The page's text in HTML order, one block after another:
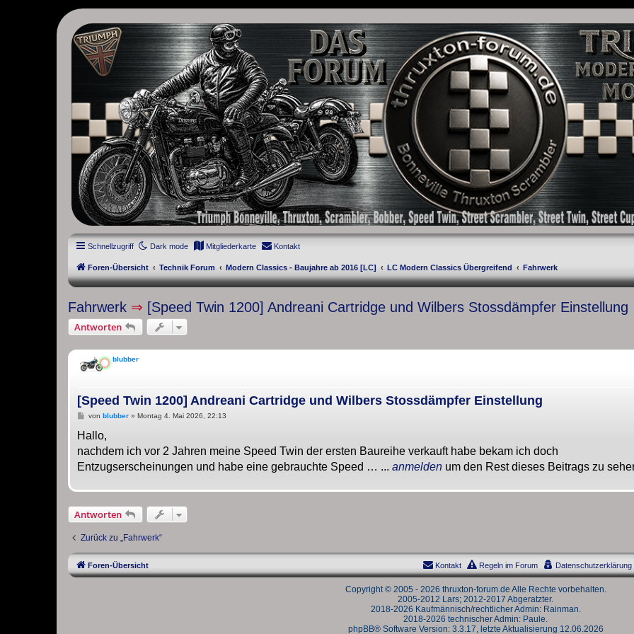
thruxton-forum.de
DAS FORUM! Alles rund um die Triumph Modern Classic Modelle. Das Forum für die New Bonneville Baureihen ab BJ 2001. Triumph Bonneville,
Street Cup, America und Speedmaster.
Schnellzugriff Dark mode Mitgliederkarte Kontakt
Foren-Übersicht Technik Forum Modern Classics - Baujahre ab 2016 [LC] LC Modern Classics Übergreifend Fahrwerk
Fahrwerk ⇒ [Speed Twin 1200] Andreani Cartridge und Wilbers Stossdämpfer Einstellung
Antworten
blubber
[Speed Twin 1200] Andreani Cartridge und Wilbers Stossdämpfer Einstellung
B
i
t
r
a
g
von blubber» Montag 4. Mai 2026, 22:13
Hallo,
nachdem ich vor 2 Jahren meine Speed Twin der ersten Baureihe verkauft habe bekam ich doch
Entzugserscheinungen und habe eine gebrauchte Speed … ... anmelden um den Rest dieses Beitrags zu
Antworten
Zurück zu „Fahrwerk“
Foren-Übersicht Datenschutzerklärung
Regeln im Forum
Kontakt
Copyright © 2005 - 2026 thruxton-forum.de Alle Rechte vorbehalten.
2005-2012 Lars; 2012-2017 Abgeratzter.
2018-2026 Kaufmännisch/rechtlicher Admin: Rainman.
2018-2026 technischer Admin: Paule.
phpBB® Software Version: 3.3.17, letzte Aktualisierung 12.06.2026